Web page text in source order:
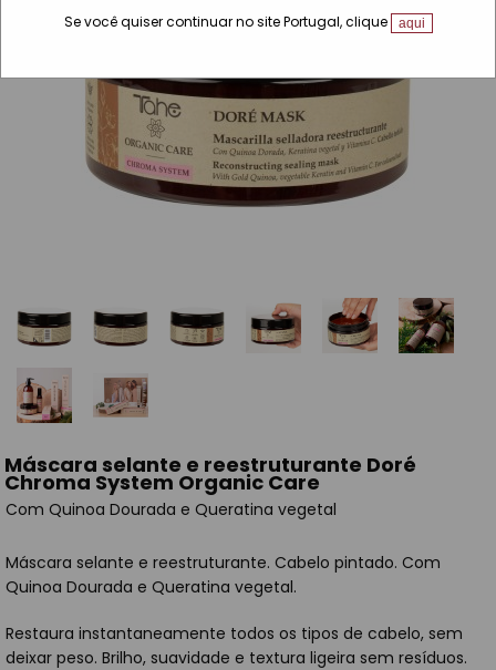
Se você quiser continuar no site Portugal, clique aqui
Máscara selante e reestruturante Doré
Chroma System Organic Care
Com Quinoa Dourada e Queratina vegetal
Máscara selante e reestruturante. Cabelo pintado. Com
Quinoa Dourada e Queratina vegetal.
Restaura instantaneamente todos os tipos de cabelo, sem
deixar peso. Brilho, suavidade e textura ligeira sem resíduos.